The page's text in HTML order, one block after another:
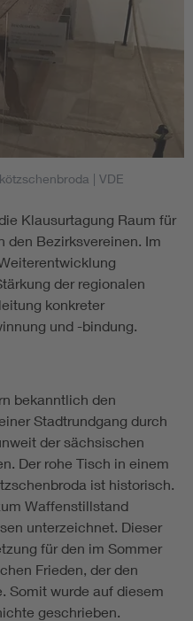
| VDE
Klausurtagung Raum für
den Bezirksvereinen. Im
der regionalen
konkreter
und -bindung.
bekanntlich den
Stadtrundgang durch
der sächsischen
Der rohe Tisch in einem
ist historisch.
Waffenstillstand
unterzeichnet. Dieser
für den im Sommer
Frieden, der den
Somit wurde auf diesem
geschrieben.